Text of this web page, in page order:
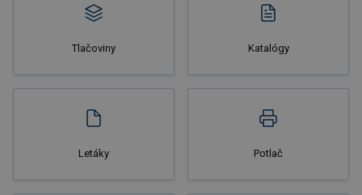
Tlačoviny Katalógy
Letáky Potlač